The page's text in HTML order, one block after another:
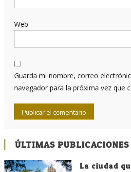
Web
Guarda mi nombre, correo
navegador para la próxima vez que
ÚLTIMAS PUBLICACIONES
La ciudad